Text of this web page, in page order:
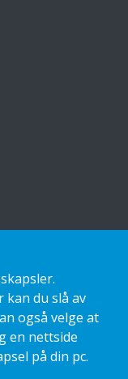
du slå av
også velge at
en nettside
på din pc.